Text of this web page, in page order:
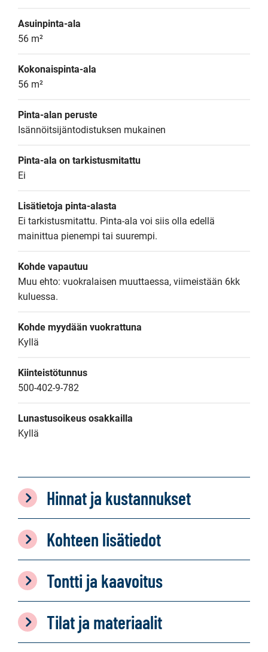
Asuinpinta-ala
56 m²
Kokonaispinta-ala
56 m²
Pinta-alan peruste
Isännöitsijäntodistuksen mukainen
Pinta-ala on tarkistusmitattu
Ei
Lisätietoja pinta-alasta
Ei tarkistusmitattu. Pinta-ala voi siis olla edellä
mainittua pienempi tai suurempi.
Kohde vapautuu
Muu ehto: vuokralaisen muuttaessa, viimeistään 6kk
kuluessa.
Kohde myydään vuokrattuna
Kyllä
Kiinteistötunnus
500-402-9-782
Lunastusoikeus osakkailla
Kyllä
Hinnat ja kustannukset
Kohteen lisätiedot
Tontti ja kaavoitus
Tilat ja materiaalit